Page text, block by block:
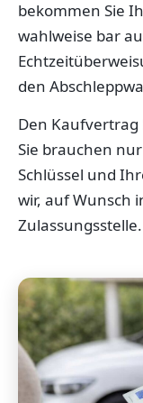
bekommen Sie
wahlweise bar
den
Den
Sie brauchen
Schlüssel und
wir, auf Wunsch
Zulassungsstelle.